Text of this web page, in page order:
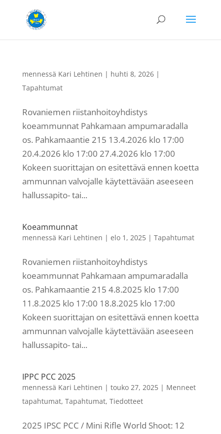
mennessä Kari Lehtinen | huhti 8, 2026|
Tapahtumat
Rovaniemen riistanhoitoyhdistys
koeammunnat Pahkamaan ampumaradalla
os. Pahkamaantie 215 13.4.2026 klo 17:00
20.4.2026 klo 17:00 27.4.2026 klo 17:00
Kokeen suorittajan on esitettävä ennen koetta
ammunnan valvojalle käytettävään aseeseen
hallussapito- tai...
Koeammunnat
mennessä Kari Lehtinen | elo 1, 2025| Tapahtumat
Rovaniemen riistanhoitoyhdistys
koeammunnat Pahkamaan ampumaradalla
os. Pahkamaantie 215 4.8.2025 klo 17:00
11.8.2025 klo 17:00 18.8.2025 klo 17:00
Kokeen suorittajan on esitettävä ennen koetta
ammunnan valvojalle käytettävään aseeseen
hallussapito- tai...
IPPC PCC 2025
mennessä Kari Lehtinen | touko 27, 2025| Menneet
tapahtumat, Tapahtumat, Tiedotteet
2025 IPSC PCC / Mini Rifle World Shoot: 12